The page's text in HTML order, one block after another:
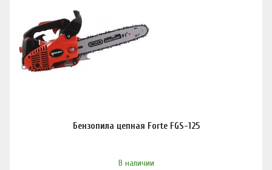
Бензопила цепная Forte FGS-125
В наличии